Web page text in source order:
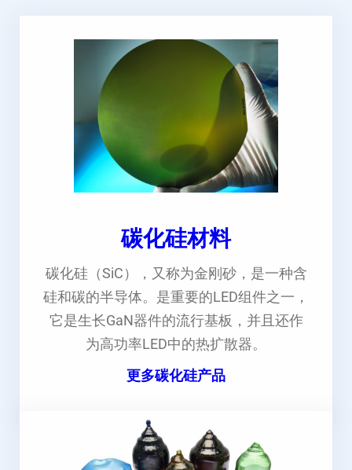
碳化硅材料
碳化硅（SiC），又称为金刚砂，是一种含
硅和碳的半导体。是重要的LED组件之一，
它是生长GaN器件的流行基板，并且还作
为高功率LED中的热扩散器。
更多碳化硅产品